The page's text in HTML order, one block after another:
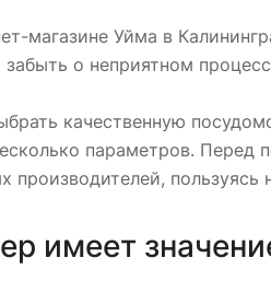
магазине Уйма в
забыть о неприятном
качественную
параметров.
производителей,
имеет